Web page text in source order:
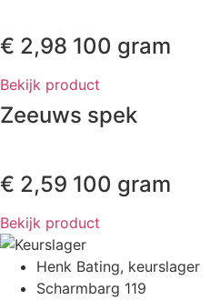
€ 2,98 100 gram
Bekijk product
Zeeuws spek
€ 2,59 100 gram
Bekijk product
Henk Bating, keurslager
Scharmbarg 119